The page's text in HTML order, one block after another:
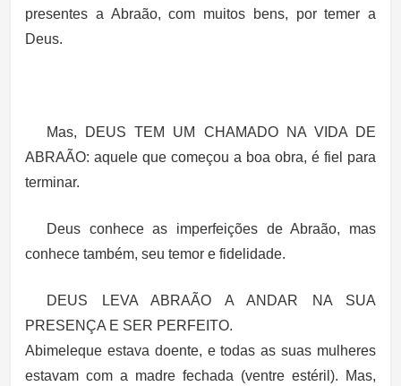
presentes a Abraão, com muitos bens, por temer a
Deus.
Mas,
DEUS TEM UM CHAMADO NA VIDA DE
ABRAÃO: aquele que começou a boa obra, é fiel para
terminar.
Deus conhece as imperfeições de Abraão, mas
conhece também, seu temor e fidelidade.
DEUS LEVA ABRAÃO A ANDAR NA SUA
PRESENÇA E SER PERFEITO.
Abimeleque estava doente, e todas as suas mulheres
estavam com a madre fechada (ventre estéril). Mas,